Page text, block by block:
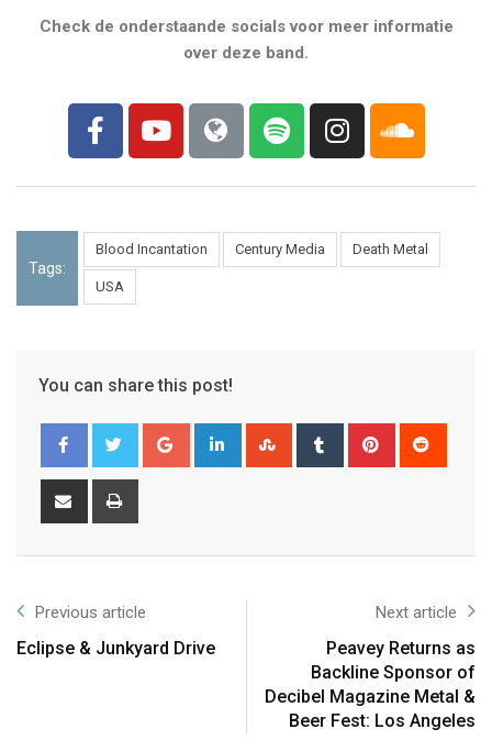
Check de onderstaande socials voor meer informatie
over deze band.
Tags:
Blood Incantation Century Media Death Metal
USA
You can share this post!
Previous article
Eclipse & Junkyard Drive
Next article
Peavey Returns as
Backline Sponsor of
Decibel Magazine Metal &
Beer Fest: Los Angeles